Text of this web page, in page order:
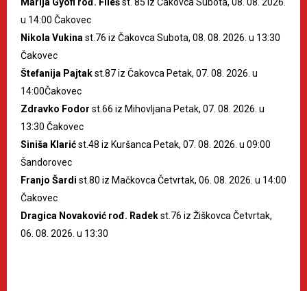
u 14:00 Čakovec
Nikola Vukina st.76 iz Čakovca Subota, 08. 08. 2026. u 13:30
Čakovec
Štefanija Pajtakst.87 iz Čakovca Petak, 07. 08. 2026. u
14:00Čakovec
Zdravko Fodor st.66 iz Mihovljana Petak, 07. 08. 2026. u
13:30 Čakovec
Siniša Klarićst.48 iz Kuršanca Petak, 07. 08. 2026. u 09:00
Šandorovec
Franjo Šardi st.80 iz Mačkovca Četvrtak, 06. 08. 2026. u 14:00
Čakovec
Dragica Novaković rođ. Radekst.76 iz Žiškovca Četvrtak,
06. 08. 2026. u 13:30